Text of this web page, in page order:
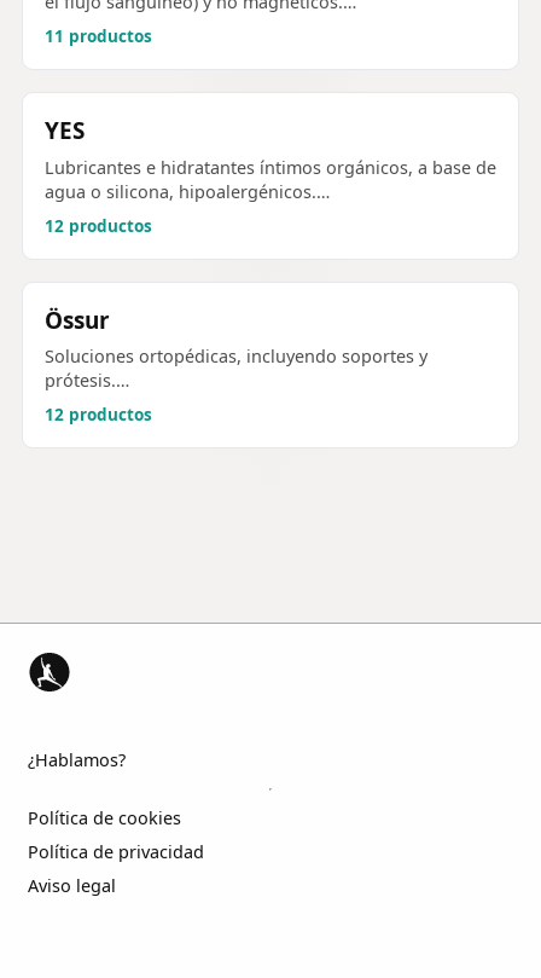
11 productos
YES
Lubricantes e hidratantes íntimos orgánicos, a base de
agua o silicona, hipoalergénicos.…
12 productos
Össur
Soluciones ortopédicas, incluyendo soportes y
prótesis.…
12 productos
¿Hablamos?
Política de cookies
Política de privacidad
Aviso legal